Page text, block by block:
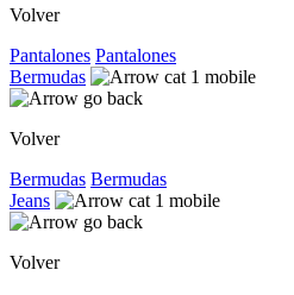
Volver
Pantalones Pantalones
Bermudas
Volver
Bermudas Bermudas
Jeans
Volver